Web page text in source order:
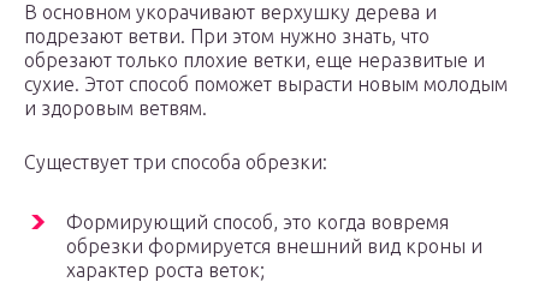
В основном укорачивают верхушку дерева и
подрезают ветви. При этом нужно знать, что
обрезают только плохие ветки, еще неразвитые и
сухие. Этот способ поможет вырасти новым молодым
и здоровым ветвям.
Существует три способа обрезки:
Формирующий способ, это когда вовремя
обрезки формируется внешний вид кроны и
характер роста веток;